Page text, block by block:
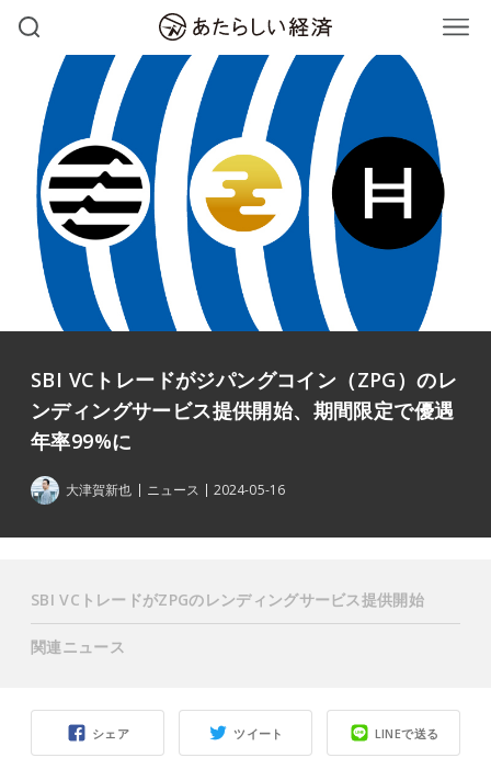
SBI VCトレードがジパングコイン（ZPG）のレ
ンディングサービス提供開始、期間限定で優遇
年率99%に
大津賀新也 ニュース 2024-05-16
シェア ツイート LINEで送る
SBI VCトレードがZPGのレンディングサービス提供開始
関連ニュース